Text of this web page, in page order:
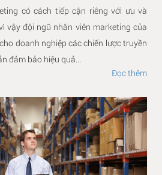
có cách tiếp cận riêng với ưu và
vậy đội ngũ nhân viên marketing của
doanh nghiệp các chiến lược truyền
đảm bảo hiệu quả...
Đọc thêm